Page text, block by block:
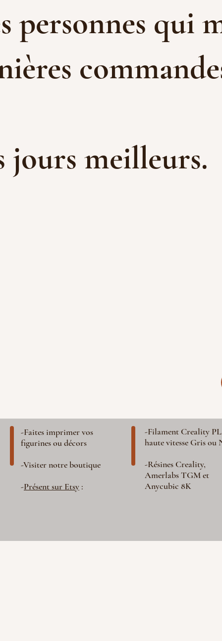
-Faites imprimer vos
figurines ou décors
-Visiter notre boutique
-Présent sur Etsy :
-Filament Creality
haute vitesse Gris ou
-Résines Creality,
Amerlabs TGM et
Anycubic 8K
personnes qui
jours meilleurs.